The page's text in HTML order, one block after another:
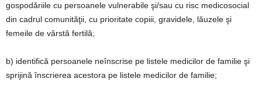
gospodăriile cu persoanele vulnerabile şi/sau cu risc medicosocial
din cadrul comunităţii, cu prioritate copiii, gravidele, lăuzele şi
femeile de vârstă fertilă;
b) identifică persoanele neînscrise pe listele medicilor de familie şi
sprijină înscrierea acestora pe listele medicilor de familie;